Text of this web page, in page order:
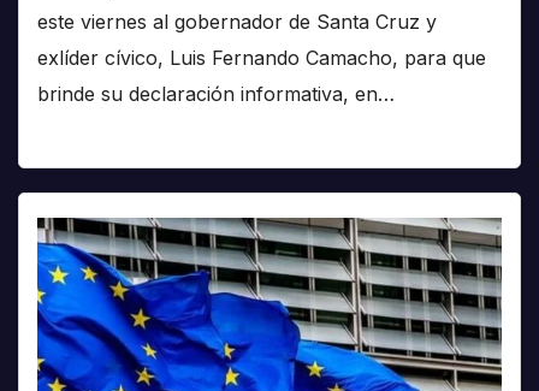
este viernes al gobernador de Santa Cruz y
exlíder cívico, Luis Fernando Camacho, para que
brinde su declaración informativa, en…